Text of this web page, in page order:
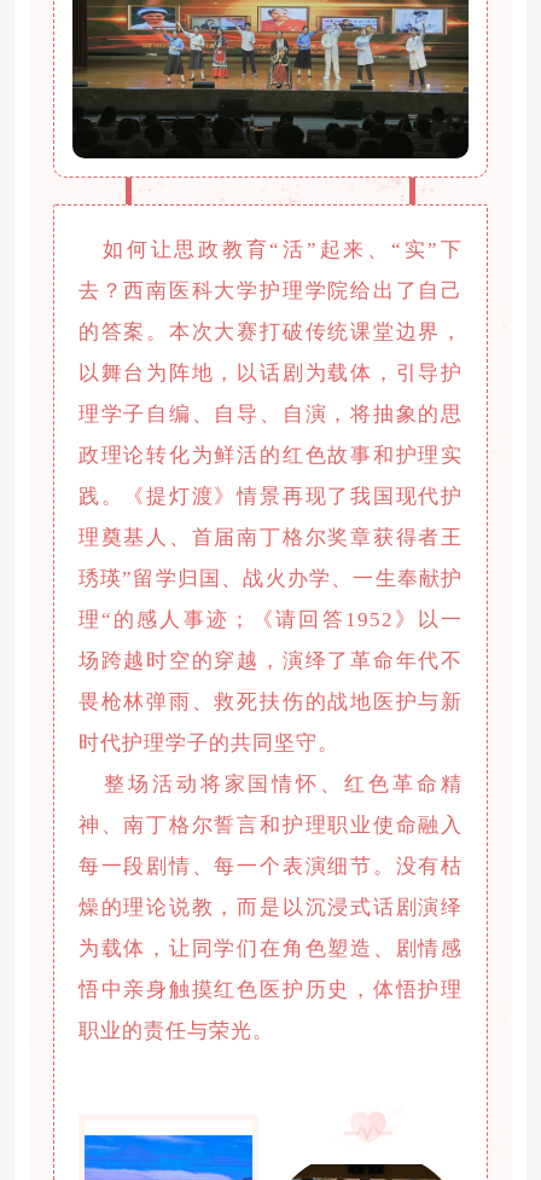
如何让思政教育“活”起来、“实”下
去？西南医科大学护理学院给出了自己
的答案。本次大赛打破传统课堂边界，
以舞台为阵地，以话剧为载体，引导护
理学子自编、自导、自演，将抽象的思
政理论转化为鲜活的红色故事和护理实
践。《提灯渡》情景再现了我国现代护
理奠基人、首届南丁格尔奖章获得者王
琇瑛”留学归国、战火办学、一生奉献护
理“的感人事迹；《请回答1952》以一
场跨越时空的穿越，演绎了革命年代不
畏枪林弹雨、救死扶伤的战地医护与新
时代护理学子的共同坚守。
整场活动将家国情怀、红色革命精
神、南丁格尔誓言和护理职业使命融入
每一段剧情、每一个表演细节。没有枯
燥的理论说教，而是以沉浸式话剧演绎
为载体，让同学们在角色塑造、剧情感
悟中亲身触摸红色医护历史，体悟护理
职业的责任与荣光。